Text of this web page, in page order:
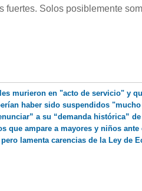
fuertes. Solos posiblemente
murieron en "acto de servicio" y
haber sido suspendidos
a su “demanda histórica”
que ampare a mayores y niños ante
lamenta carencias de la Ley de